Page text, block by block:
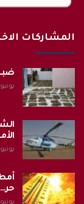
المشاركات
ضبط “12”
يونيو 4, 2026
يونيو 4, 2026
حر…
يونيو 4, 2026